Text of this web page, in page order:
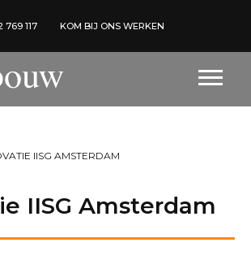
769 117 KOM BIJ ONS WERKEN
IISG AMSTERDAM
IISG Amsterdam